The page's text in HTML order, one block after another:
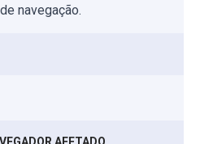
navegação.